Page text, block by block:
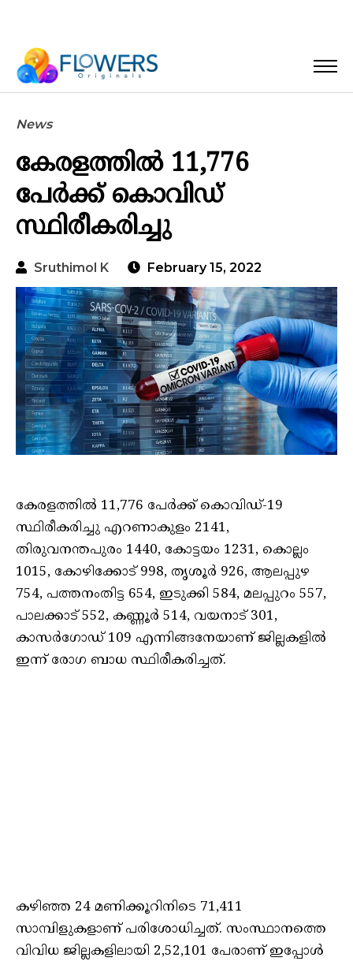
News
കേരളത്തില്‍ 11,776
പേര്‍ക്ക് കൊവിഡ്
സ്ഥിരീകരിച്ചു
Sruthimol K February 15, 2022
കേരളത്തില്‍ 11,776 പേര്‍ക്ക് കൊവിഡ്-19
സ്ഥിരീകരിച്ചു എറണാകുളം 2141,
തിരുവനന്തപുരം 1440, കോട്ടയം 1231, കൊല്ലം
1015, കോഴിക്കോട് 998, തൃശൂര്‍ 926, ആലപ്പുഴ
754, പത്തനംതിട്ട 654, ഇടുക്കി 584, മലപ്പുറം 557,
പാലക്കാട് 552, കണ്ണൂര്‍ 514, വയനാട് 301,
കാസര്‍ഗോഡ് 109 എന്നിങ്ങനേയാണ് ജില്ലകളില്‍
ഇന്ന് രോഗ ബാധ സ്ഥിരീകരിച്ചത്.
കഴിഞ്ഞ 24 മണിക്കൂറിനിടെ 71,411
സാമ്പിളുകളാണ് പരിശോധിച്ചത്. സംസ്ഥാനത്തെ
വിവിധ ജില്ലകളിലായി 2,52,101 പേരാണ് ഇപ്പോള്‍